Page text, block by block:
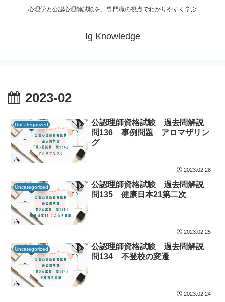
心理学と公認心理師試験を、専門職の視点でわかりやすく学ぶ
Ig Knowledge
2023-02
Uncategorized
公認理師資格試験 過去問解説
問136 事例問題 アロマザリン
グ
2023.02.28
Uncategorized
公認理師資格試験 過去問解説
問135 健康日本21第二次
2023.02.25
Uncategorized
公認理師資格試験 過去問解説
問134 不登校の変遷
2023.02.24